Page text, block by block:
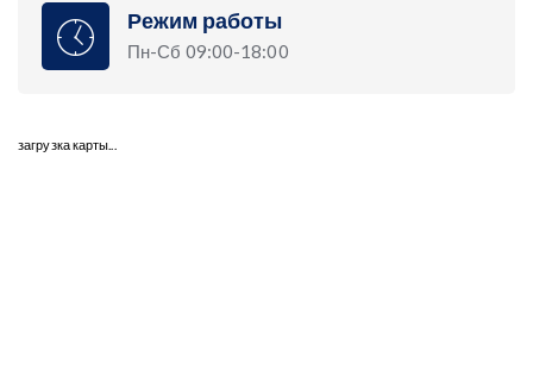
Режим работы
Пн-Сб 09:00-18:00
загрузка карты...